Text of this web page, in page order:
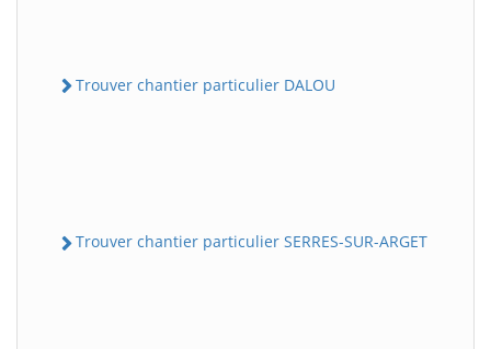
Trouver chantier particulier DALOU
Trouver chantier particulier SERRES-SUR-ARGET